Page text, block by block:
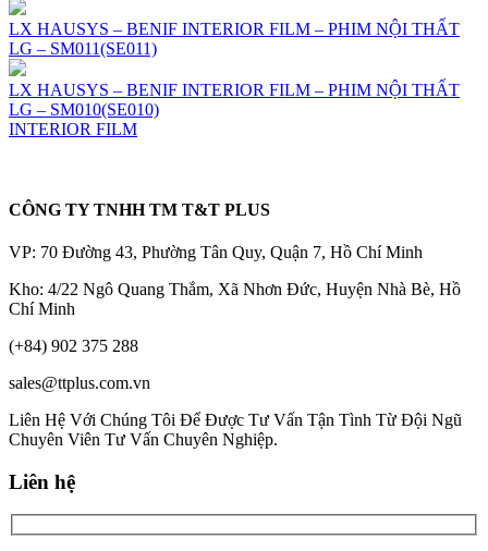
LX HAUSYS – BENIF INTERIOR FILM – PHIM NỘI THẤT
LG – SM011(SE011)
LX HAUSYS – BENIF INTERIOR FILM – PHIM NỘI THẤT
LG – SM010(SE010)
INTERIOR FILM
CÔNG TY TNHH TM T&T PLUS
VP: 70 Đường 43, Phường Tân Quy, Quận 7, Hồ Chí Minh
Kho: 4/22 Ngô Quang Thắm, Xã Nhơn Đức, Huyện Nhà Bè, Hồ
Chí Minh
(+84) 902 375 288
sales@ttplus.com.vn
Liên Hệ Với Chúng Tôi Để Được Tư Vấn Tận Tình Từ Đội Ngũ
Chuyên Viên Tư Vấn Chuyên Nghiệp.
Liên hệ